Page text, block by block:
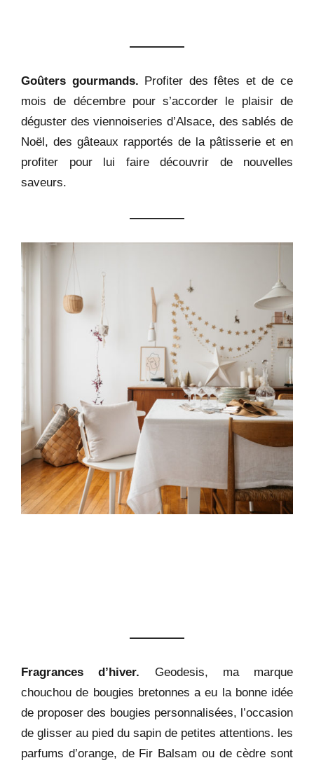
Goûters gourmands. Profiter des fêtes et de ce
mois de décembre pour s’accorder le plaisir de
déguster des viennoiseries d’Alsace, des sablés de
Noël, des gâteaux rapportés de la pâtisserie et en
profiter pour lui faire découvrir de nouvelles
saveurs.
Fragrances d’hiver. Geodesis, ma marque
chouchou de bougies bretonnes a eu la bonne idée
de proposer des bougies personnalisées, l’occasion
de glisser au pied du sapin de petites attentions. les
parfums d’orange, de Fir Balsam ou de cèdre sont